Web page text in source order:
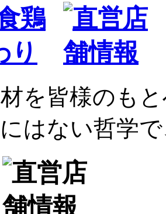
を皆様のも
はない哲学